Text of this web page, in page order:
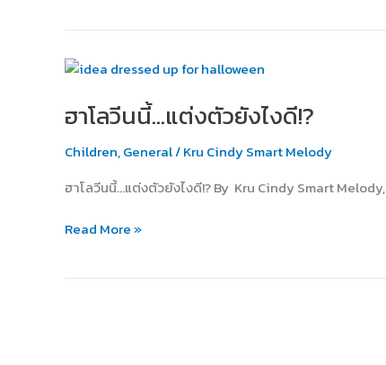
ดี
น้า~?
ฮาโลวีนนี้…แต่งตัวยังไงดี!?
Children,General/Kru Cindy Smart Melody
ฮาโลวีนนี้…แต่งตัวยังไงดี!? By Kru Cindy Smart Melody,
ฮาโลวีน
แต่ง
ยัง
Read More »